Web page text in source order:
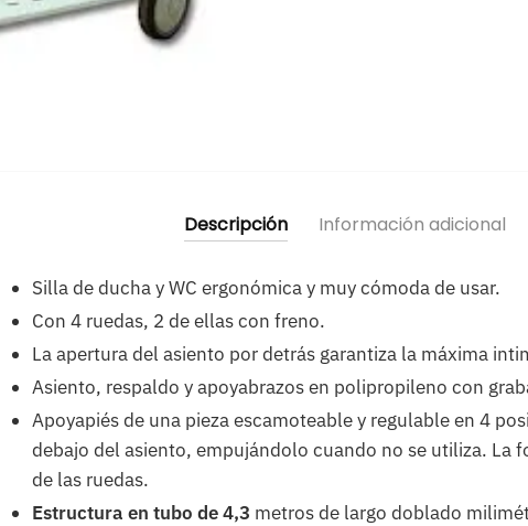
Descripción Información adicional
Silla de ducha y WC ergonómica y muy cómoda de usar.
Con 4 ruedas, 2 de ellas con freno.
La apertura del asiento por detrás garantiza la máxima
Asiento, respaldo y apoyabrazos en polipropileno con
Apoyapiés de una pieza escamoteable y regulable en 4
debajo del asiento, empujándolo cuando no se utiliza. La
de las ruedas.
Estructura en tubo de 4,3 metros de largo doblado